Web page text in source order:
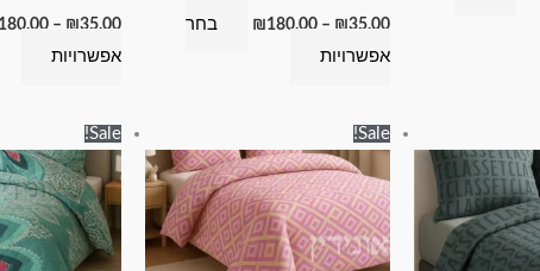
₪35.00
–
₪ 180.00
בחר
אפשרויות
₪35.00
–
180.00
אפשרויות
עד
⁦₪180.00⁩
Sale!
⁦₪35.00⁩
עד
⁦₪180.00⁩
זה
יש
מספר
סוגים.
Sale!
זה
יש